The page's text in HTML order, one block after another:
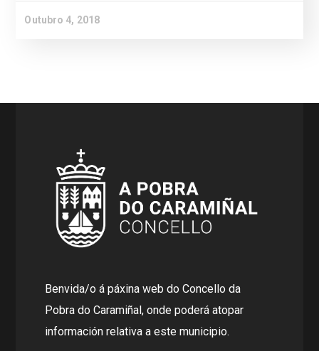
Outubro 4, 2018
Benvida/o á páxina web do Concello da
Pobra do Caramiñal, onde poderá atopar
información relativa a este municipio.